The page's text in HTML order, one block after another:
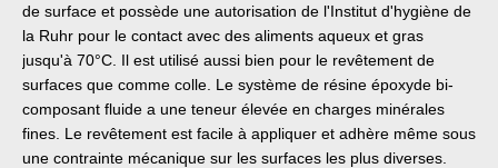
de surface et possède une autorisation de l'Institut d'hygiène de
la Ruhr pour le contact avec des aliments aqueux et gras
jusqu'à 70°C. Il est utilisé aussi bien pour le revêtement de
surfaces que comme colle. Le système de résine époxyde bi-
composant fluide a une teneur élevée en charges minérales
fines. Le revêtement est facile à appliquer et adhère même sous
une contrainte mécanique sur les surfaces les plus diverses.